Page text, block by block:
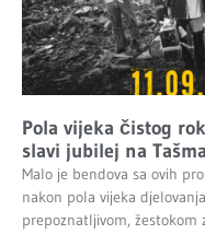
Pola vijeka čistog
slavi jubilej na
Malo je bendova sa ovih
nakon pola vijeka
prepoznatljivom, žestokom